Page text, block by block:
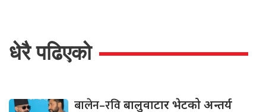
धेरै पढिएको
बालेन–रविबालुवाटार भेटको अन्तर्य